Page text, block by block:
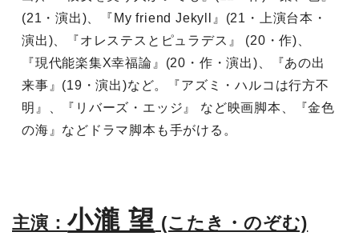
(21・演出)、『My friend Jekyll』(21・上演台本・
演出)、『オレステスとピュラデス』 (20・作)、
『現代能楽集X幸福論』(20・作・演出)、『あの出
来事』(19・演出)など。『アズミ・ハルコは行方不
明』、『リバーズ・エッジ』 など映画脚本、『金色
の海』などドラマ脚本も手がける。
主演：小瀧 望 (こたき・のぞむ)